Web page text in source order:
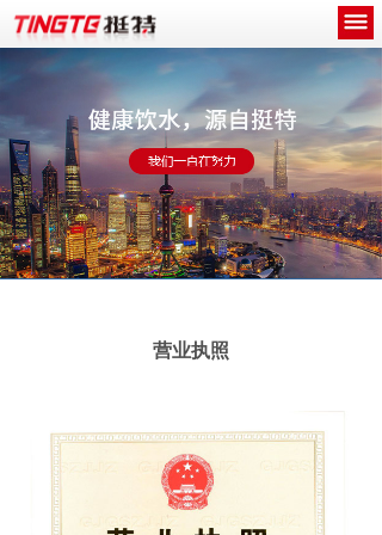
网站首页
关于我们
产品中心
新闻中心
工程案例
营业执照